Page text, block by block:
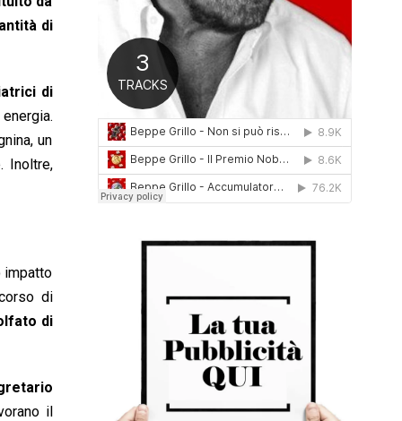
1
di
di
un
Inoltre,
impatto
di
di
il